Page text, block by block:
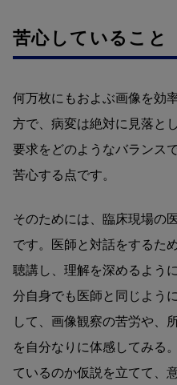
苦心していること
何万枚にもおよぶ画像を効
方で、病変は絶対に見落と
要求をどのようなバランス
苦心する点です。
そのためには、臨床現場の
です。医師と対話をするた
聴講し、理解を深めるよう
分自身でも医師と同じよう
して、画像観察の苦労や、
を自分なりに体感してみる
ているのか仮説を立てて、